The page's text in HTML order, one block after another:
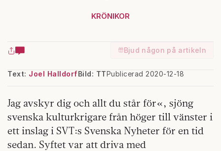
KRÖNIKOR
Bjud någon på artikeln
Text: Joel Halldorf Publicerad 2020-12-18
Bild: TT
Jag avskyr dig och allt du står för«, sjöng
svenska kulturkrigare från höger till vänster i
ett inslag i SVT:s Svenska Nyheter för en tid
sedan. Syftet var att driva med